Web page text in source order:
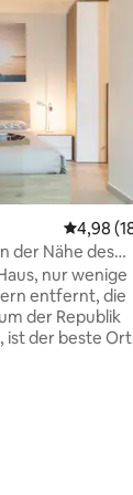
5, 202
4,98
der Nähe des
nur wenige
entfernt, die
der Republik
ist der beste Ort